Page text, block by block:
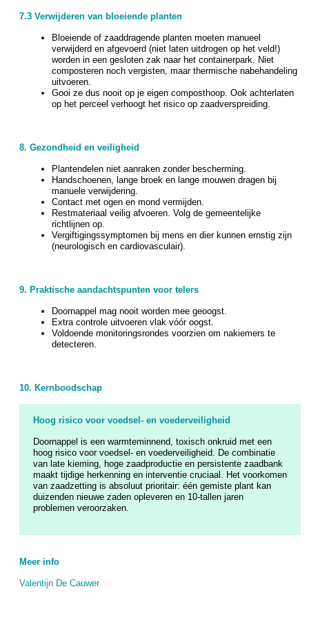
7.3 Verwijderen van bloeiende planten
Bloeiende of zaaddragende planten moeten manueel
verwijderd en afgevoerd (niet laten uitdrogen op het veld!)
worden in een gesloten zak naar het containerpark. Niet
composteren noch vergisten, maar thermische nabehandeling
uitvoeren.
Gooi ze dus nooit op je eigen composthoop. Ook achterlaten
op het perceel verhoogt het risico op zaadverspreiding.
8. Gezondheid en veiligheid
Plantendelen niet aanraken zonder bescherming.
Handschoenen, lange broek en lange mouwen dragen bij
manuele verwijdering.
Contact met ogen en mond vermijden.
Restmateriaal veilig afvoeren. Volg de gemeentelijke
richtlijnen op.
Vergiftigingssymptomen bij mens en dier kunnen ernstig zijn
(neurologisch en cardiovasculair).
9. Praktische aandachtspunten voor telers
Doornappel mag nooit worden mee geoogst.
Extra controle uitvoeren vlak vóór oogst.
Voldoende monitoringsrondes voorzien om nakiemers te
detecteren.
10. Kernboodschap
Hoog risico voor voedsel- en voederveiligheid
Doornappel is een warmteminnend, toxisch onkruid met een
hoog risico voor voedsel- en voederveiligheid. De combinatie
van late kieming, hoge zaadproductie en persistente zaadbank
maakt tijdige herkenning en interventie cruciaal. Het voorkomen
van zaadzetting is absoluut prioritair: één gemiste plant kan
duizenden nieuwe zaden opleveren en 10-tallen jaren
problemen veroorzaken.
Meer info
Valentijn De Cauwer